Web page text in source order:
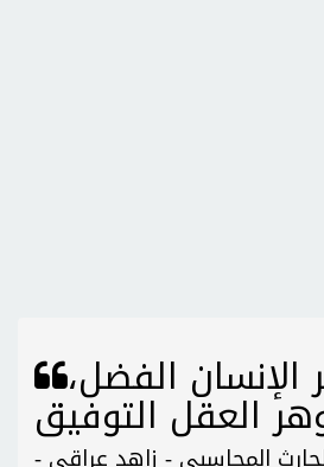
الفضل،
المحاسبي - زاهد عراقي